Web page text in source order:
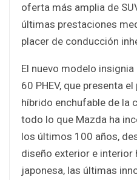
oferta más amplia de
últimas prestaciones
placer de conducción
El nuevo modelo
60 PHEV, que presenta
híbrido enchufable de la
todo lo que Mazda ha
los últimos 100 años,
diseño exterior e interior
japonesa, las últimas